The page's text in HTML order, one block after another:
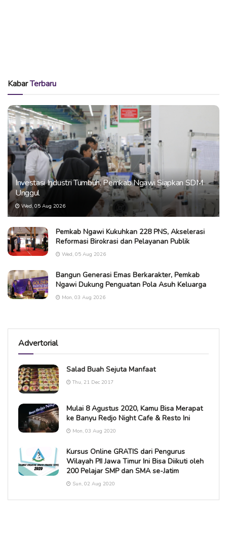
KabarTerbaru
Investasi Industri Tumbuh, Pemkab Ngawi Siapkan SDM
Unggul
Wed, 05 Aug 2026
Pemkab Ngawi Kukuhkan 228 PNS, Akselerasi
Reformasi Birokrasi dan Pelayanan Publik
Wed, 05 Aug 2026
Bangun Generasi Emas Berkarakter, Pemkab
Ngawi Dukung Penguatan Pola Asuh Keluarga
Mon, 03 Aug 2026
Advertorial
Salad Buah Sejuta Manfaat
Thu, 21 Dec 2017
Mulai 8 Agustus 2020, Kamu Bisa Merapat
ke Banyu Redjo Night Cafe & Resto Ini
Mon, 03 Aug 2020
Kursus Online GRATIS dari Pengurus
Wilayah PII Jawa Timur Ini Bisa Diikuti oleh
200 Pelajar SMP dan SMA se-Jatim
Sun, 02 Aug 2020